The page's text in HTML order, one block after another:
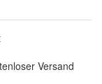
Versand